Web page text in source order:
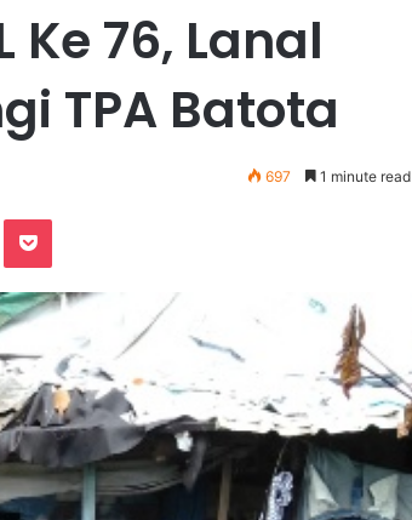
Ke 76, Lanal
TPA Batota
697 1 minute read
Pocket